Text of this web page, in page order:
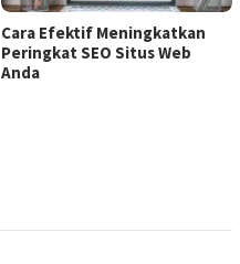
Cara Efektif Meningkatkan
Peringkat SEO Situs Web
Anda